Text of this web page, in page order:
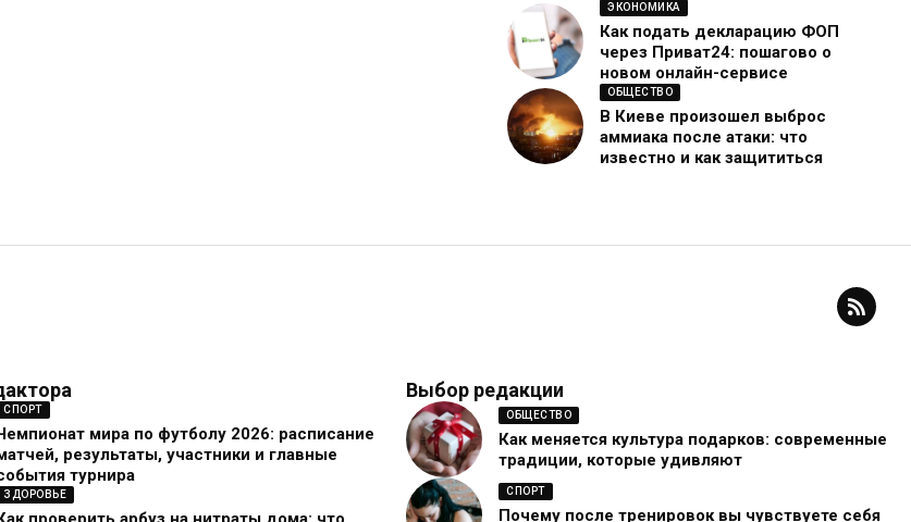
ЭКОНОМИКА
Как подать декларацию ФОП
через Приват24: пошагово о
новом онлайн-сервисе
ОБЩЕСТВО
В Киеве произошел выброс
аммиака после атаки: что
известно и как защититься
СПОРТ
мира по футболу 2026: расписание
результаты, участники и главные
турнира
ЗДОРОВЬЕ
Выбор редакции
ОБЩЕСТВО
Как меняется культура подарков: современные
традиции, которые удивляют
СПОРТ
Почему после тренировок вы чувствуете себя